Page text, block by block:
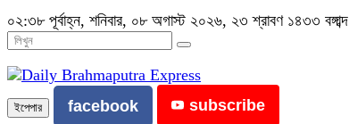
০২:৩৮ পূর্বাহ্ন, শনিবার, ০৮ অগাস্ট ২০২৬, ২৩ শ্রাবণ ১৪৩৩ বঙ্গাব্দ
ইপেপার facebook subscribe